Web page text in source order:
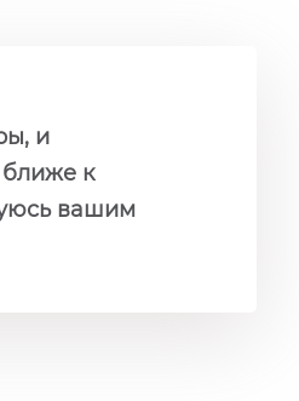
и
ближе к
вашим